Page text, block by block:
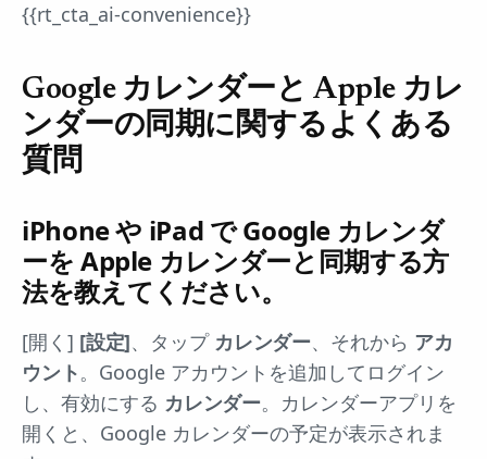
{{rt_cta_ai-convenience}}
Google カレンダーと Apple カレ
ンダーの同期に関するよくある
質問
iPhone や iPad で Google カレンダ
ーを Apple カレンダーと同期する方
法を教えてください。
[開く] [設定]、タップ カレンダー、それから アカ
ウント。Google アカウントを追加してログイン
し、有効にする カレンダー。カレンダーアプリを
開くと、Google カレンダーの予定が表示されま